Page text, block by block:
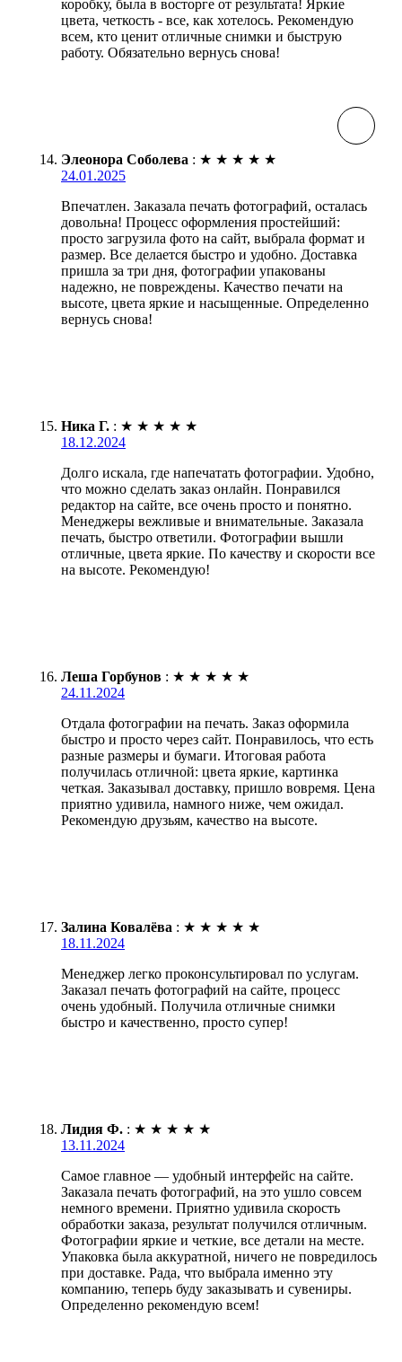
коробку, была в восторге от результата! Яркие
цвета, четкость - все, как хотелось. Рекомендую
всем, кто ценит отличные снимки и быструю
работу. Обязательно вернусь снова!
Элеонора Соболева : ★ ★ ★ ★ ★
24.01.2025
Впечатлен. Заказала печать фотографий, осталась
довольна! Процесс оформления простейший:
просто загрузила фото на сайт, выбрала формат и
размер. Все делается быстро и удобно. Доставка
пришла за три дня, фотографии упакованы
надежно, не повреждены. Качество печати на
высоте, цвета яркие и насыщенные. Определенно
вернусь снова!
Ника Г. : ★ ★ ★ ★ ★
18.12.2024
Долго искала, где напечатать фотографии. Удобно,
что можно сделать заказ онлайн. Понравился
редактор на сайте, все очень просто и понятно.
Менеджеры вежливые и внимательные. Заказала
печать, быстро ответили. Фотографии вышли
отличные, цвета яркие. По качеству и скорости все
на высоте. Рекомендую!
Леша Горбунов : ★ ★ ★ ★ ★
24.11.2024
Отдала фотографии на печать. Заказ оформила
быстро и просто через сайт. Понравилось, что есть
разные размеры и бумаги. Итоговая работа
получилась отличной: цвета яркие, картинка
четкая. Заказывал доставку, пришло вовремя. Цена
приятно удивила, намного ниже, чем ожидал.
Рекомендую друзьям, качество на высоте.
Залина Ковалёва : ★ ★ ★ ★ ★
18.11.2024
Менеджер легко проконсультировал по услугам.
Заказал печать фотографий на сайте, процесс
очень удобный. Получила отличные снимки
быстро и качественно, просто супер!
Лидия Ф. : ★ ★ ★ ★ ★
13.11.2024
Самое главное — удобный интерфейс на сайте.
Заказала печать фотографий, на это ушло совсем
немного времени. Приятно удивила скорость
обработки заказа, результат получился отличным.
Фотографии яркие и четкие, все детали на месте.
Упаковка была аккуратной, ничего не повредилось
при доставке. Рада, что выбрала именно эту
компанию, теперь буду заказывать и сувениры.
Определенно рекомендую всем!